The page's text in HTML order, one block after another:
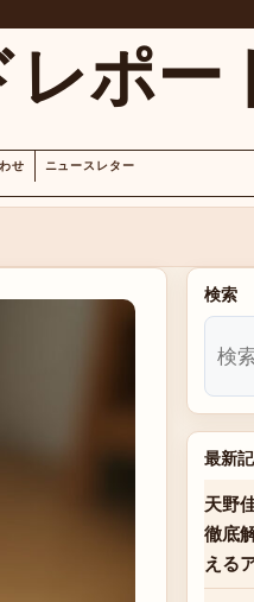
ポー
せ ニュースレター
検索
最新
天野
徹底
える